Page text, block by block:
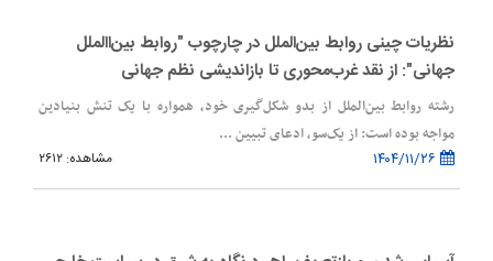
نظریات چینی روابط بین‌الملل در چارچوب "روابط بین‌االملل
جهانی": از نقد غرب‌محوری تا بازاندیشی نظم جهانی
رشته روابط بین‌الملل از بدو شکل‌گیری خود، همواره با یک تنش بنیادین
مواجه بوده است: از یک‌سو، ادعای تبیین ...
مشاهده: ۲۶۱۲